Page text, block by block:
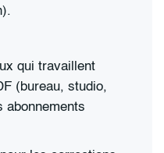
qui travaillent
(bureau, studio,
abonnements